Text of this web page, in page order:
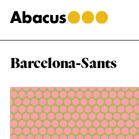
to
main
to
primary
to
footer
Barcelona-Sants